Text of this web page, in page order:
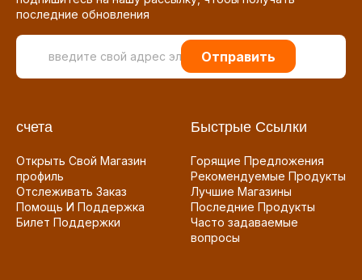
последние обновления
Отправить
счета
Открыть Свой Магазин
профиль
Отслеживать Заказ
Помощь И Поддержка
Билет Поддержки
Быстрые Ссылки
Горящие Предложения
Рекомендуемые Продукты
Лучшие Магазины
Последние Продукты
Часто задаваемые
вопросы